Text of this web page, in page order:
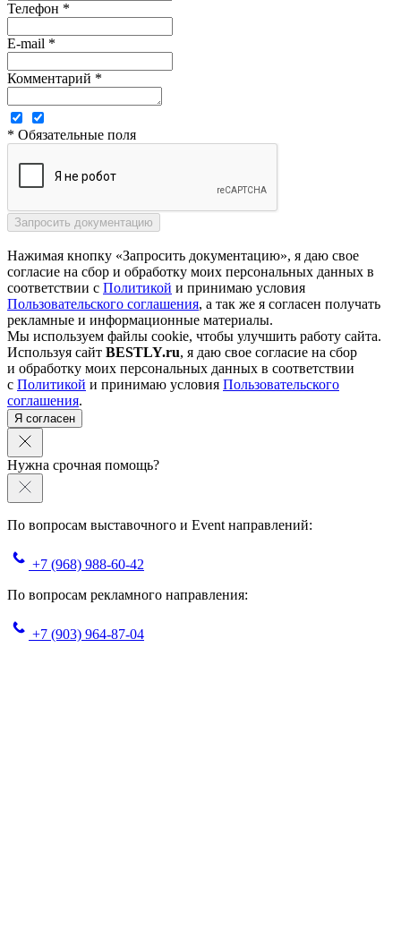
Телефон *
E-mail *
Комментарий *
* Обязательные поля
Нажимая кнопку «Запросить документацию», я даю свое
согласие на сбор и обработку моих персональных данных в
соответствии с Политикой и принимаю условия
Пользовательского соглашения, а так же я согласен получать
рекламные и информационные материалы.
Мы используем файлы cookie, чтобы улучшить работу сайта.
Используя сайт BESTLY.ru, я даю свое согласие на сбор
и обработку моих персональных данных в соответствии
с Политикой и принимаю условия Пользовательского
соглашения.
Я согласен
Нужна срочная помощь?
По вопросам выставочного и Event направлений:
+7 (968) 988-60-42
По вопросам рекламного направления:
+7 (903) 964-87-04